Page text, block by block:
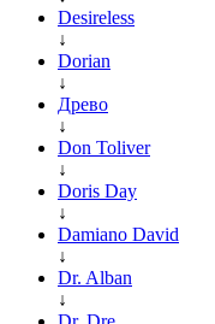
Desireless
↓
Dorian
↓
Древо
↓
Don Toliver
↓
Doris Day
↓
Damiano David
↓
Dr. Alban
↓